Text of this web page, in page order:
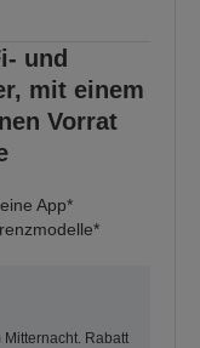
und
mit einem
Vorrat
App*
Rabatt